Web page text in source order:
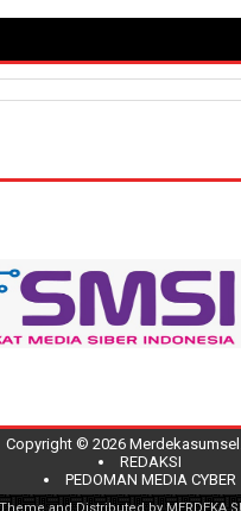
Copyright © 2026
REDAKSI
PEDOMAN MEDIA CYBER
Theme and Distributed by MERDEKA